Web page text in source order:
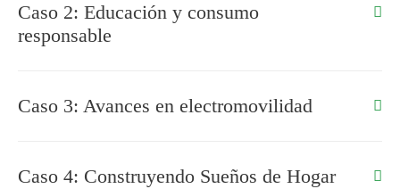
Caso 2: Educación y consumo
responsable
Caso 3: Avances en electromovilidad
Caso 4: Construyendo Sueños de Hogar